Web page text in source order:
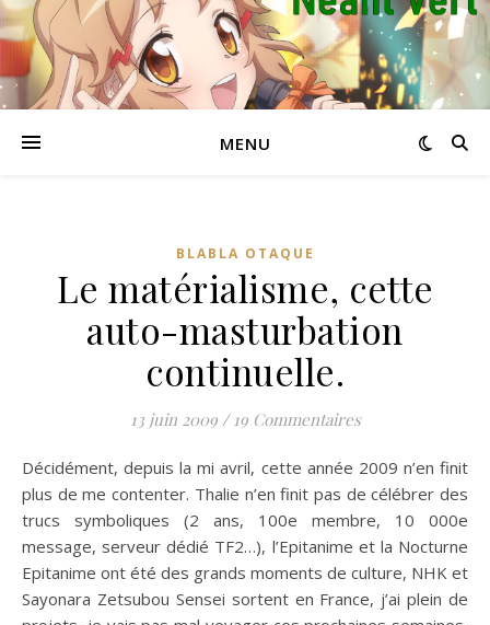
MENU
BLABLA OTAQUE
Le matérialisme, cette
auto-masturbation
continuelle.
13 juin 2009 / 19 Commentaires
Décidément, depuis la mi avril, cette année 2009 n’en finit
plus de me contenter. Thalie n’en finit pas de célébrer des
trucs symboliques (2 ans, 100e membre, 10 000e
message, serveur dédié TF2…), l’Epitanime et la Nocturne
Epitanime ont été des grands moments de culture, NHK et
Sayonara Zetsubou Sensei sortent en France, j’ai plein de